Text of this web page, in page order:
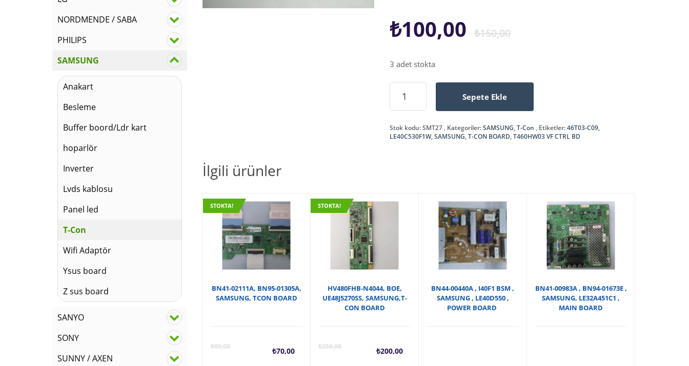
₺150,00Orijinal
₺150,00.
₺100,00
Şu
fiyat:
₺100,00.
3 adet stokta
46T03-
C09,
T460HW03
CTRL
BD,
CON
Sepete Ekle
Stok kodu:SMT27 Kategoriler:SAMSUNG,T-Con Etiketler:46T03-C09,
LE40C530F1W,SAMSUNG,T-CON BOARD,T460HW03 VF CTRL BD
İlgili ürünler
STOKTA!
BN41-02111A, BN95-01305A,
SAMSUNG, TCON BOARD
₺80,00
Orijinal
₺70,00
Şu
STOKTA!
HV480FHB-N4044, BOE,
UE48J5270SS, SAMSUNG,T-
CON BOARD
₺250,00 ₺200,00
Şu
BN44-00440A , I40F1 BSM ,
SAMSUNG , LE40D550 ,
POWER BOARD
BN41-00983A , BN94-01673E ,
SAMSUNG, LE32A451C1 ,
MAIN BOARD
NORDMENDE / SABA
PHILIPS
SAMSUNG
Anakart
Besleme
Buffer boord/Ldr kart
hoparlör
Inverter
Lvds kablosu
Panel led
T-Con
Wifi Adaptör
Ysus board
Z sus board
SANYO
SONY
SUNNY / AXEN